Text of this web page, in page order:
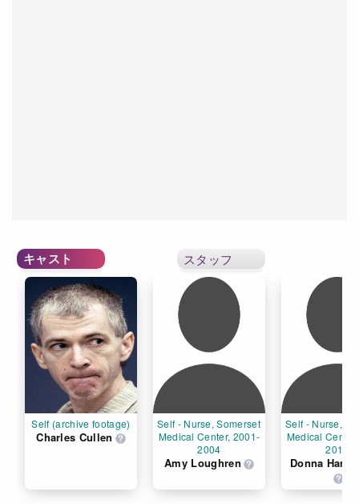
スタッフ
キャスト
Self (archive footage)
Charles Cullen
Self - Nurse, Somerset
Medical Center, 2001-
2004
Amy Loughren
Self - Nurse,
Medical
2014
Donna